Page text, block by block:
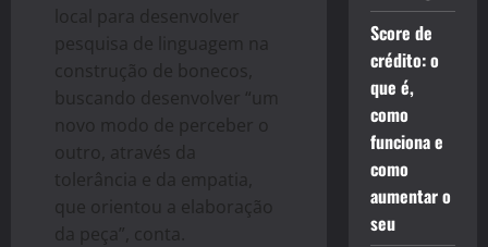
local para desenvolver
pesquisa de linguagem na
construção de bonecos,
buscando desenvolver “um
novo modo de perceber o
outro, através da
tolerância e da empatia,
que orientou a elaboração
da peça”, conta.
Score de
crédito: o
que é,
como
funciona e
como
aumentar o
seu